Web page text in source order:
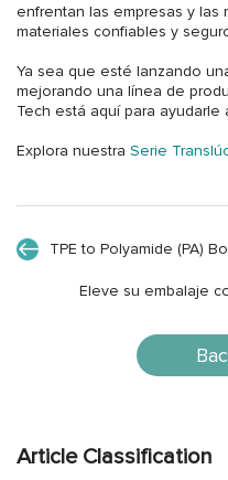
enfrentan las empresas y las
materiales confiables y
Ya sea que esté lanzando
mejorando una línea de
Tech está aquí para ayudarle
Explora nuestra Serie
TPE to Polyamide (PA)
Eleve su embalaje
Article Classification